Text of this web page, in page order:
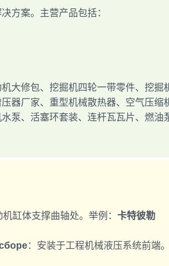
方案。主营产品包括：
大修包、挖掘机四轮一带零件、挖掘
器厂家、重型机械散热器、空气压缩
泵、活塞环套装、连杆瓦瓦片、燃油
缸体支撑曲轴处。举例： 卡特彼勒
：安装于工程机械液压系统前端